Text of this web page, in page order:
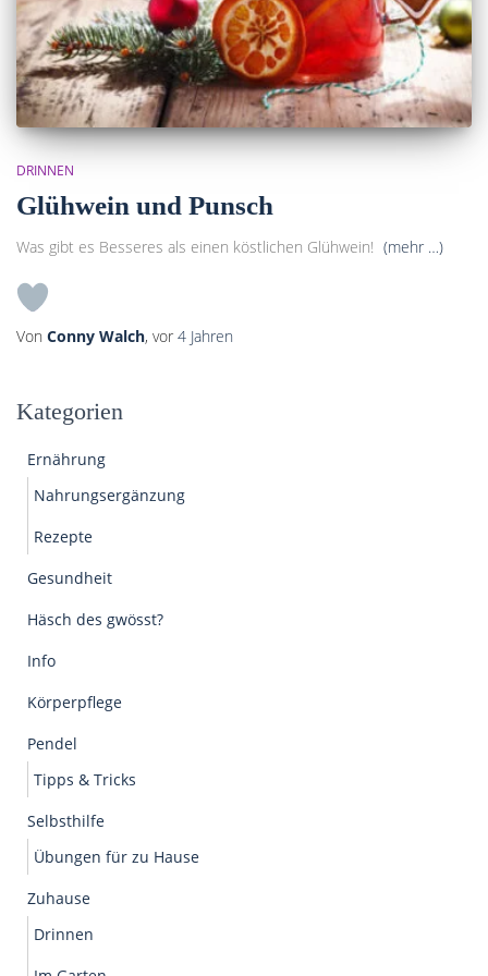
DRINNEN
Glühwein und Punsch
Was gibt es Besseres als einen köstlichen Glühwein! (mehr …)
Von Conny Walch, vor 4 Jahren
Kategorien
Ernährung
Nahrungsergänzung
Rezepte
Gesundheit
Häsch des gwösst?
Info
Körperpflege
Pendel
Tipps & Tricks
Selbsthilfe
Übungen für zu Hause
Zuhause
Drinnen